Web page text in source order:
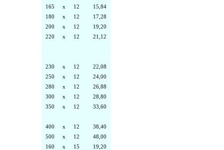
165
x 12
15,84
180
x 12
17,28
200
x 12
19,20
220
x 12 21,12
230 x 12
22,08
250
x 12
24,00
280
x 12
26,88
300
x 12
28,80
350
x 12 33,60
400 x 12
38,40
500
x 12
48,00
160
x 15
19,20